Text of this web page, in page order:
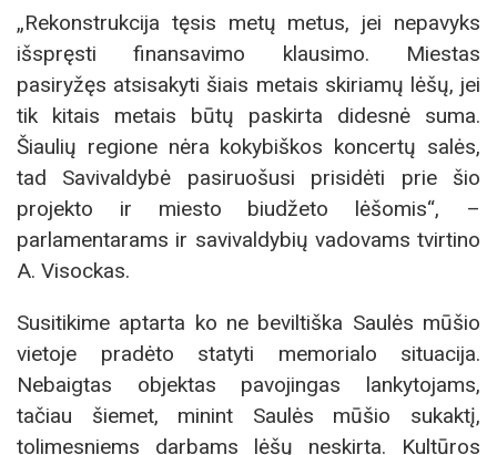
„Rekonstrukcija tęsis metų metus, jei nepavyks
išspręsti finansavimo klausimo. Miestas
pasiryžęs atsisakyti šiais metais skiriamų lėšų, jei
tik kitais metais būtų paskirta didesnė suma.
Šiaulių regione nėra kokybiškos koncertų salės,
tad Savivaldybė pasiruošusi prisidėti prie šio
projekto ir miesto biudžeto lėšomis“, –
parlamentarams ir savivaldybių vadovams tvirtino
A. Visockas.
Susitikime aptarta ko ne beviltiška Saulės mūšio
vietoje pradėto statyti memorialo situacija.
Nebaigtas objektas pavojingas lankytojams,
tačiau šiemet, minint Saulės mūšio sukaktį,
tolimesniems darbams lėšų neskirta. Kultūros